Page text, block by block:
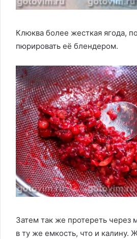
Клюква более жесткая ягода,
пюрировать её блендером.
Затем так же протереть через
в ту же емкость, что и калину.